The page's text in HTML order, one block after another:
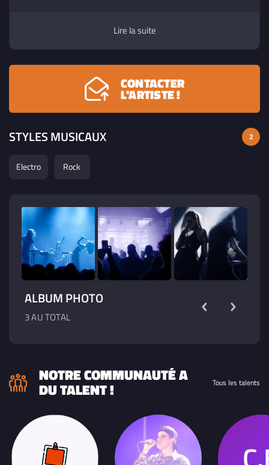
l’amour et à la vie elle-même.
Lire la suite
CONTACTER
L'ARTISTE !
STYLES MUSICAUX 2
Electro Rock
ALBUM PHOTO
3 AU TOTAL
NOTRE COMMUNAUTÉ A
DU TALENT ! Tous les talents